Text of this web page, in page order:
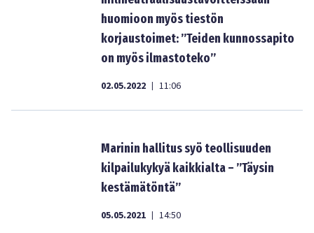
huomioon myös tiestön
korjaustoimet: ”Teiden kunnossapito
on myös ilmastoteko”
02.05.2022 | 11:06
Marinin hallitus syö teollisuuden
kilpailukykyä kaikkialta – ”Täysin
kestämätöntä”
05.05.2021 | 14:50